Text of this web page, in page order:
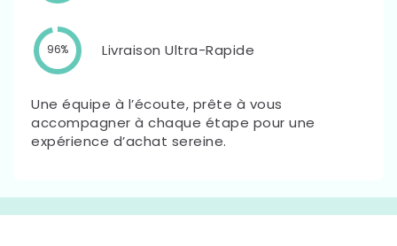
96% Livraison Ultra-Rapide
Une équipe à l’écoute, prête à vous
accompagner à chaque étape pour une
expérience d’achat sereine.